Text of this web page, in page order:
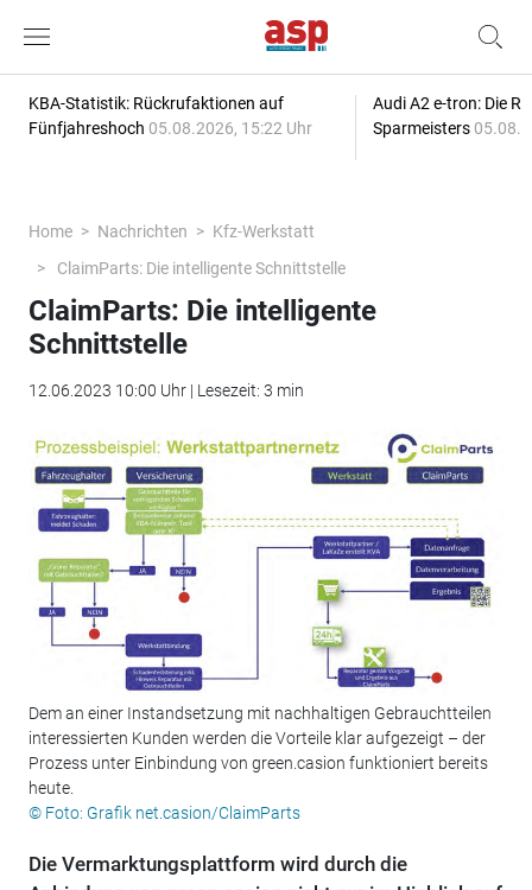
KBA-Statistik: Rückrufaktionen auf
Fünfjahreshoch 05.08.2026, 15:22 Uhr
Audi A2 e-tron: Die
Sparmeisters
Home Nachrichten
Kfz-Werkstatt
ClaimParts: Die intelligente Schnittstelle
ClaimParts: Die intelligente
Schnittstelle
12.06.2023 10:00 Uhr | Lesezeit: 3 min
Dem an einer Instandsetzung mit nachhaltigen Gebrauchtteilen
interessierten Kunden werden die Vorteile klar aufgezeigt – der
Prozess unter Einbindung von green.casion funktioniert bereits
heute.
© Foto: Grafik net.casion/ClaimParts
Die Vermarktungsplattform wird durch die